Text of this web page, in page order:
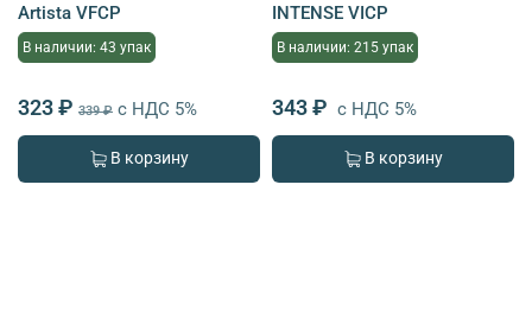
Artista VFCP
В наличии: 43 упак
323 ₽ 339 ₽ с НДС 5%
В корзину
INTENSE VICP
В наличии: 215 упак
343 ₽ с НДС 5%
В корзину